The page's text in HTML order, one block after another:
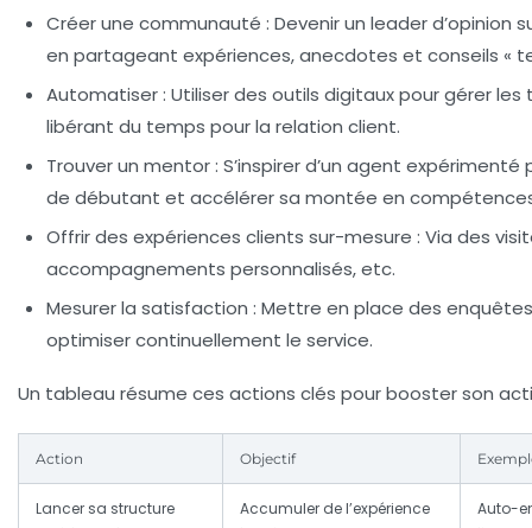
Créer une communauté : Devenir un leader d’opinion
en partageant expériences, anecdotes et conseils «
Automatiser : Utiliser des outils digitaux pour gérer
libérant du temps pour la relation client.
Trouver un mentor : S’inspirer d’un agent
de débutant et accélérer sa montée en
Offrir des expériences clients sur-mesure : Via des
accompagnements personnalisés, etc.
Mesurer la satisfaction : Mettre en place des
optimiser continuellement le service.
Un tableau résume ces actions clés pour booster son
Action Objectif
Lancer sa structure
Accumuler de l’expérience
Auto-